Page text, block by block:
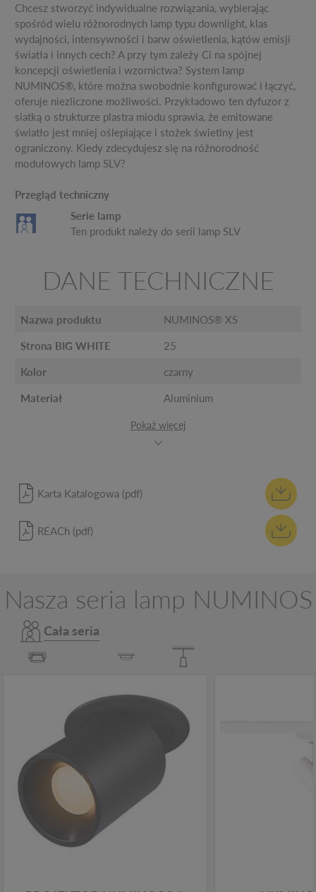
Chcesz stworzyć indywidualne rozwiązania, wybierając
spośród wielu różnorodnych lamp typu downlight, klas
wydajności, intensywności i barw oświetlenia, kątów emisji
światła i innych cech? A przy tym zależy Ci na spójnej
koncepcji oświetlenia i wzornictwa? System lamp
NUMINOS®, które można swobodnie konfigurować i łączyć,
oferuje niezliczone możliwości. Przykładowo ten dyfuzor z
siatką o strukturze plastra miodu sprawia, że emitowane
światło jest mniej oślepiające i stożek świetlny jest
ograniczony. Kiedy zdecydujesz się na różnorodność
modułowych lamp SLV?
Przegląd techniczny
Serie lamp
Ten produkt należy do serii lamp SLV
DANE TECHNICZNE
Nazwa produktu NUMINOS® XS
Strona BIG WHITE 25
Kolor czarny
Materiał Aluminium
Pokaż więcej
Karta Katalogowa (pdf)
REACh (pdf)
Nasza seria lamp NUMINOS
Cała seria